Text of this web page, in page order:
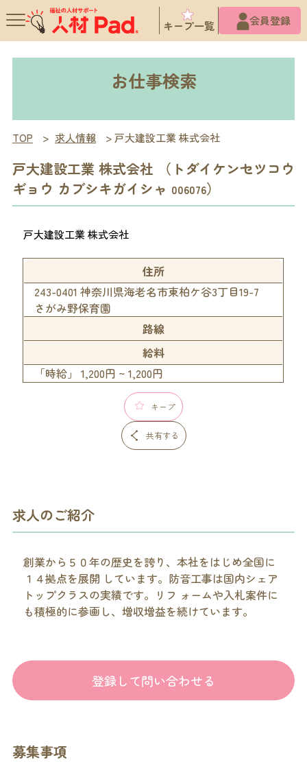
キープ一覧
会員登録
お仕事検索
TOP > 求人情報 >戸大建設工業 株式会社
戸大建設工業 株式会社 （トダイケンセツコウ
ギョウ カブシキガイシャ 006076）
戸大建設工業 株式会社
住所
243-0401 神奈川県海老名市東柏ケ谷3丁目19-7
さがみ野保育園
路線
給料
「時給」 1,200円 ~ 1,200円
キープ
共有する
求人のご紹介
創業から５０年の歴史を誇り、本社をはじめ全国に
１４拠点を展開 しています。防音工事は国内シェア
トップクラスの実績です。リフ ォームや入札案件に
も積極的に参画し、増収増益を続けています。
登録して問い合わせる
募集事項